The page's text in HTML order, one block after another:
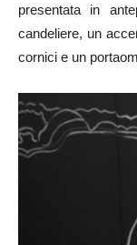
presentata in
candeliere, un
cornici e un